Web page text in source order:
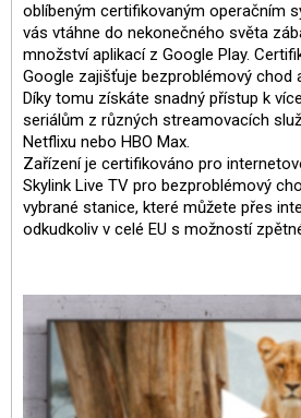
oblíbeným certifikovaným operačním
vás vtáhne do nekonečného světa
množství aplikací z Google Play.
Google zajišťuje bezproblémový chod
Díky tomu získáte snadný přístup k
seriálům z různých streamovacích
Netflixu nebo HBO Max.
Zařízení je certifikováno pro
Skylink Live TV pro bezproblémový
vybrané stanice, které můžete přes
odkudkoliv v celé EU s možností